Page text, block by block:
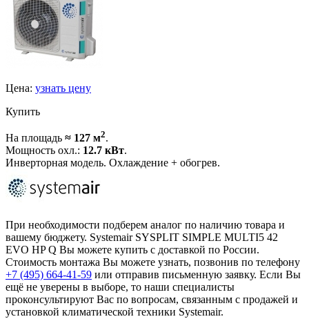
Цена: узнать цену
Купить
На площадь ≈ 127 м2.
Мощность охл.: 12.7 кВт.
Инверторная модель. Охлаждение + обогрев.
При необходимости подберем аналог по наличию товара и
вашему бюджету. Systemair SYSPLIT SIMPLE MULTI5 42
EVO HP Q Вы можете купить с доставкой по России.
Стоимость монтажа Вы можете узнать, позвонив по телефону
+7 (495) 664-41-59 или отправив письменную заявку. Если Вы
ещё не уверены в выборе, то наши специалисты
проконсультируют Вас по вопросам, связанным с продажей и
установкой климатической техники Systemair.